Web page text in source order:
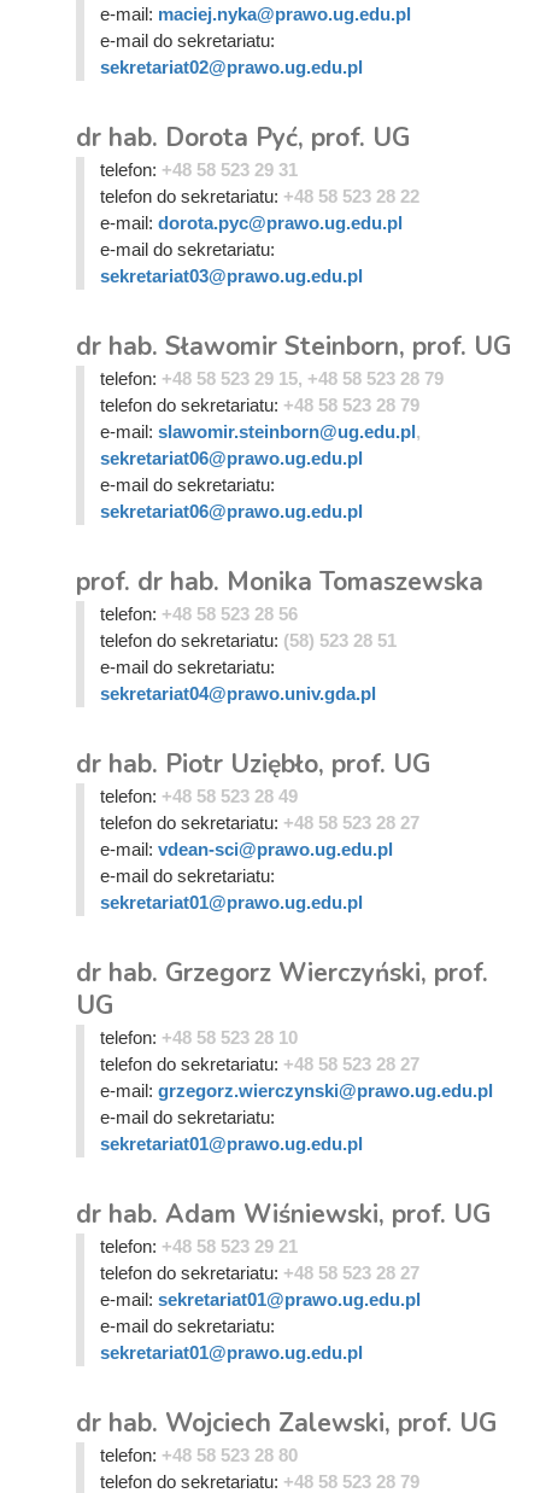
e-mail: maciej.nyka@prawo.ug.edu.pl
e-mail do sekretariatu:
sekretariat02@prawo.ug.edu.pl
dr hab. Dorota Pyć, prof. UG
telefon: +48 58 523 29 31
telefon do sekretariatu: +48 58 523 28 22
e-mail: dorota.pyc@prawo.ug.edu.pl
e-mail do sekretariatu:
sekretariat03@prawo.ug.edu.pl
dr hab. Sławomir Steinborn, prof. UG
telefon: +48 58 523 29 15, +48 58 523 28 79
telefon do sekretariatu: +48 58 523 28 79
e-mail: slawomir.steinborn@ug.edu.pl,
sekretariat06@prawo.ug.edu.pl
e-mail do sekretariatu:
sekretariat06@prawo.ug.edu.pl
prof. dr hab. Monika Tomaszewska
telefon: +48 58 523 28 56
telefon do sekretariatu: (58) 523 28 51
e-mail do sekretariatu:
sekretariat04@prawo.univ.gda.pl
dr hab. Piotr Uziębło, prof. UG
telefon: +48 58 523 28 49
telefon do sekretariatu: +48 58 523 28 27
e-mail: vdean-sci@prawo.ug.edu.pl
e-mail do sekretariatu:
sekretariat01@prawo.ug.edu.pl
dr hab. Grzegorz Wierczyński, prof.
UG
telefon: +48 58 523 28 10
telefon do sekretariatu: +48 58 523 28 27
e-mail: grzegorz.wierczynski@prawo.ug.edu.pl
e-mail do sekretariatu:
sekretariat01@prawo.ug.edu.pl
dr hab. Adam Wiśniewski, prof. UG
telefon: +48 58 523 29 21
telefon do sekretariatu: +48 58 523 28 27
e-mail: sekretariat01@prawo.ug.edu.pl
e-mail do sekretariatu:
sekretariat01@prawo.ug.edu.pl
dr hab. Wojciech Zalewski, prof. UG
telefon: +48 58 523 28 80
telefon do sekretariatu: +48 58 523 28 79